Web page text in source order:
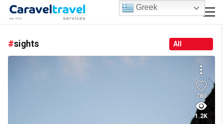
sights All
780
1.2K
Greek